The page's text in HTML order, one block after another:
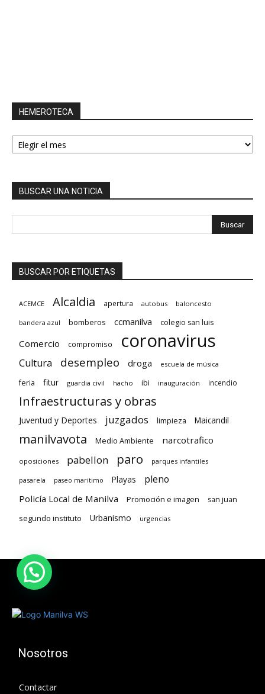
HEMEROTECA
HEMEROTECA
BUSCAR UNA NOTICIA
BUSCAR POR ETIQUETAS
ACEMCE Alcaldia apertura autobus baloncesto
bandera azul bomberos ccmanilva colegio san luis
Comercio compromiso coronavirus
Cultura desempleo droga escuela de música
feria fitur guardia civil hacho ibi inauguración incendio
Infraestructuras y obras
Juventud y Deportes juzgados limpieza Maicandil
manilvavota Medio Ambiente narcotrafico
oposiciones pabellon paro parques infantiles
pasarela paseo maritimo Playas pleno
Policía Local de Manilva Promoción e imagen san juan
segundo instituto Urbanismo urgencias
Nosotros
Contactar